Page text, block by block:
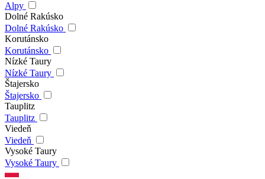
Alpy
Dolné Rakúsko
Dolné Rakúsko
Korutánsko
Korutánsko
Nízké Taury
Nízké Taury
Štajersko
Štajersko
Tauplitz
Tauplitz
Viedeň
Viedeň
Vysoké Taury
Vysoké Taury